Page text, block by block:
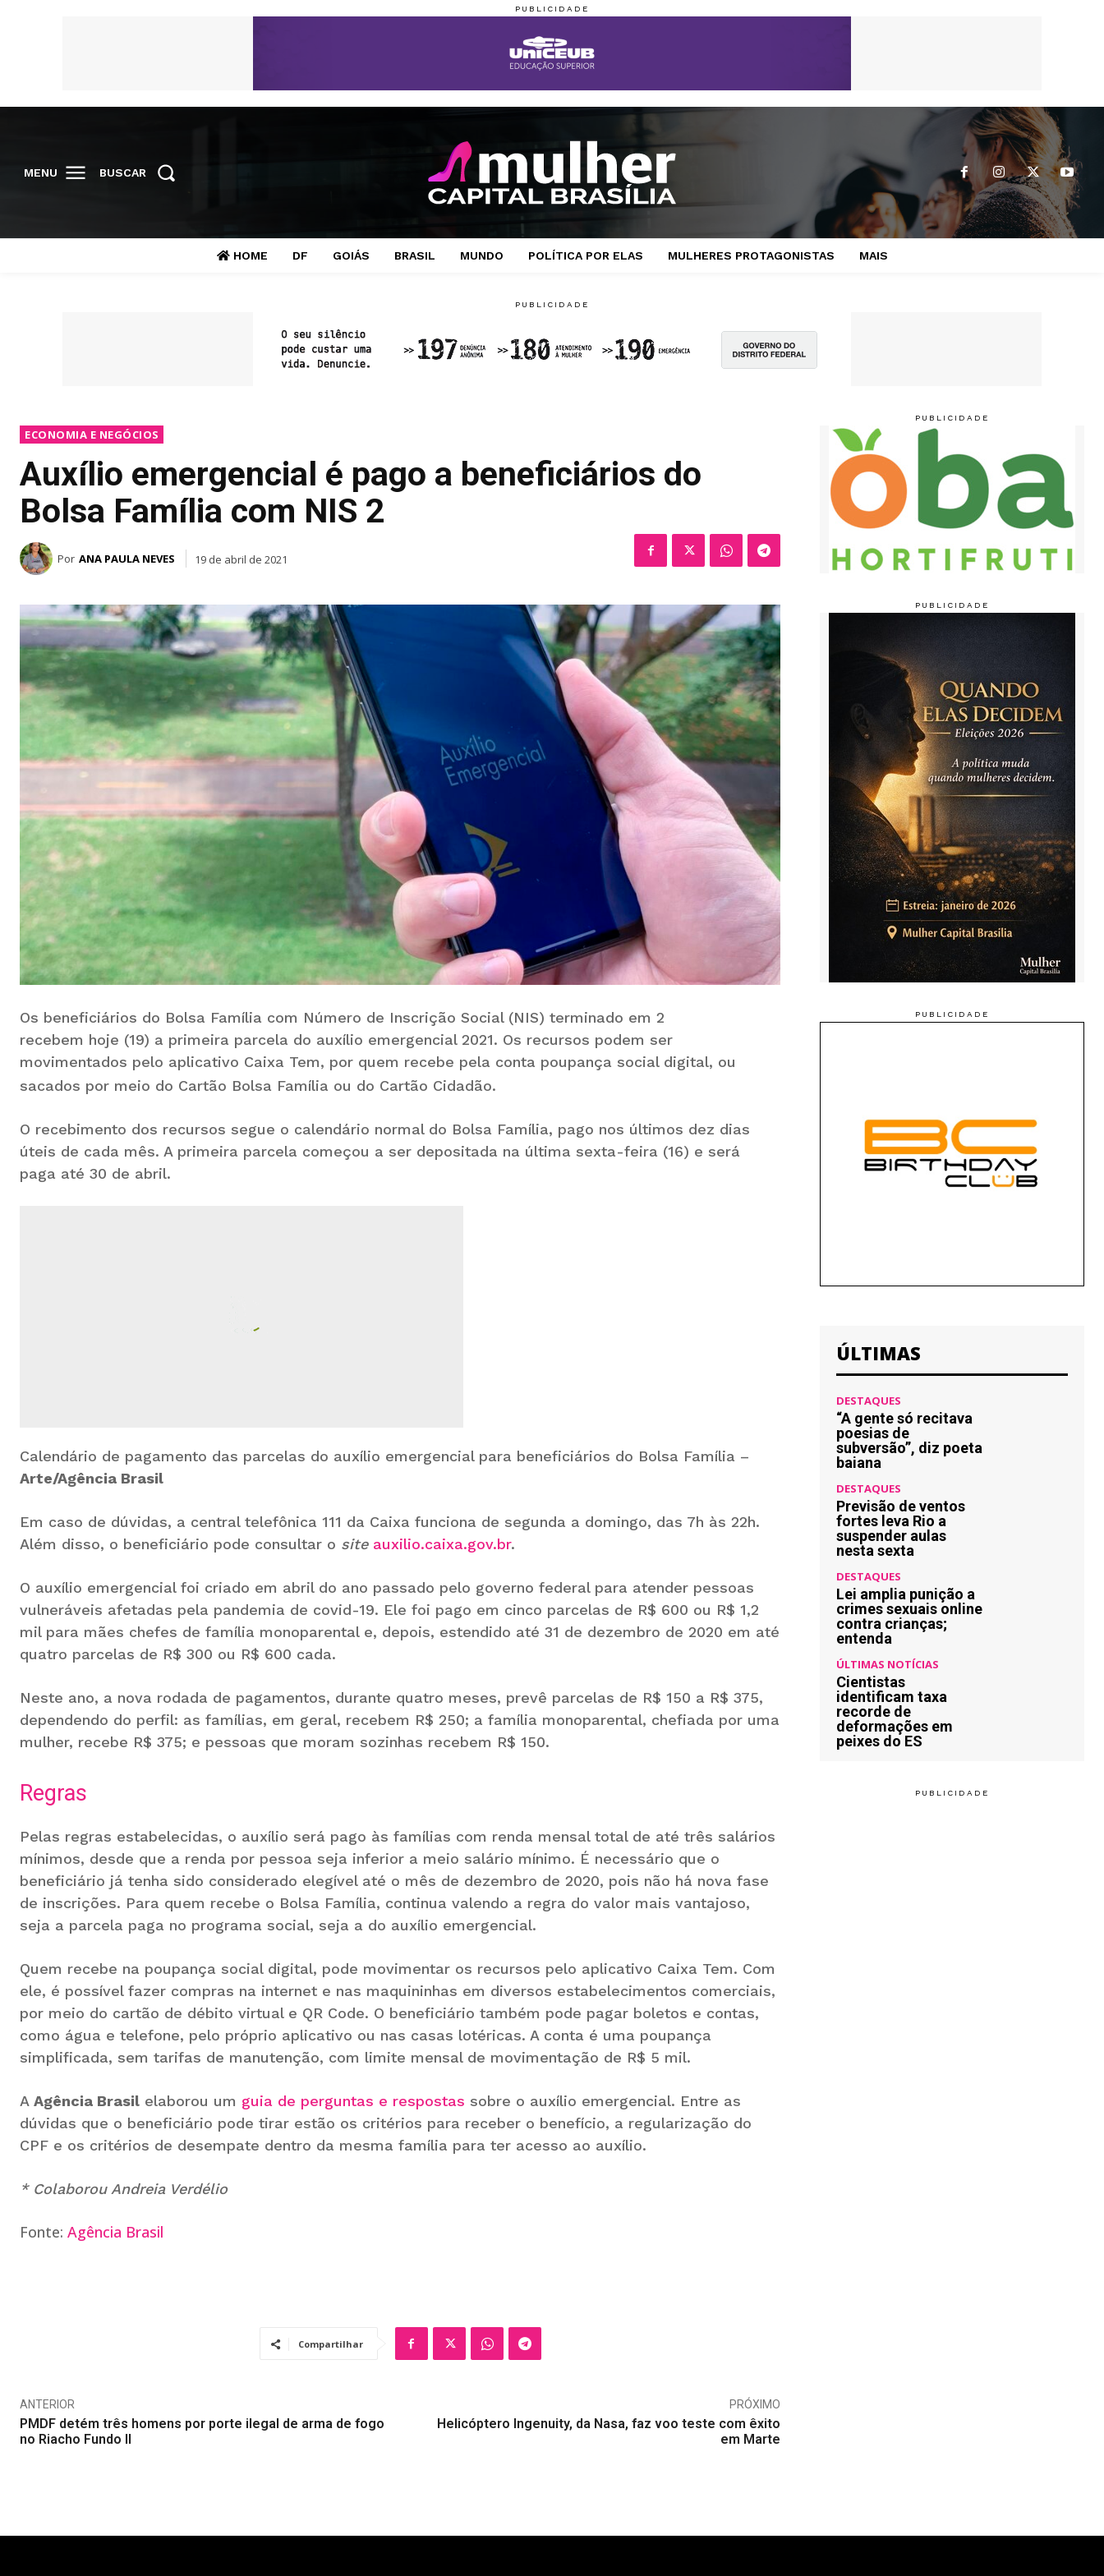
MENU BUSCAR
HOME DF GOIÁS BRASIL MUNDO POLÍTICA POR ELAS MULHERES PROTAGONISTAS MAIS
ECONOMIA E NEGÓCIOS
Auxílio emergencial é pago a beneficiários do
Bolsa Família com NIS 2
Por ANA PAULA NEVES 19 de abril de 2021
Os beneficiários do Bolsa Família com Número de Inscrição Social (NIS) terminado em 2
recebem hoje (19) a primeira parcela do auxílio emergencial 2021. Os recursos podem ser
movimentados pelo aplicativo Caixa Tem, por quem recebe pela conta poupança social digital, ou
sacados por meio do Cartão Bolsa Família ou do Cartão Cidadão.
O recebimento dos recursos segue o calendário normal do Bolsa Família, pago nos últimos dez dias
úteis de cada mês. A primeira parcela começou a ser depositada na última sexta-feira (16) e será
paga até 30 de abril.
Calendário de pagamento das parcelas do auxílio emergencial para beneficiários do Bolsa Família –
Arte/Agência Brasil
Em caso de dúvidas, a central telefônica 111 da Caixa funciona de segunda a domingo, das 7h às 22h.
Além disso, o beneficiário pode consultar o site auxilio.caixa.gov.br.
O auxílio emergencial foi criado em abril do ano passado pelo governo federal para atender pessoas
vulneráveis afetadas pela pandemia de covid-19. Ele foi pago em cinco parcelas de R$ 600 ou R$ 1,2
mil para mães chefes de família monoparental e, depois, estendido até 31 de dezembro de 2020 em até
quatro parcelas de R$ 300 ou R$ 600 cada.
Neste ano, a nova rodada de pagamentos, durante quatro meses, prevê parcelas de R$ 150 a R$ 375,
dependendo do perfil: as famílias, em geral, recebem R$ 250; a família monoparental, chefiada por uma
mulher, recebe R$ 375; e pessoas que moram sozinhas recebem R$ 150.
Regras
Pelas regras estabelecidas, o auxílio será pago às famílias com renda mensal total de até três salários
mínimos, desde que a renda por pessoa seja inferior a meio salário mínimo. É necessário que o
beneficiário já tenha sido considerado elegível até o mês de dezembro de 2020, pois não há nova fase
de inscrições. Para quem recebe o Bolsa Família, continua valendo a regra do valor mais vantajoso,
seja a parcela paga no programa social, seja a do auxílio emergencial.
Quem recebe na poupança social digital, pode movimentar os recursos pelo aplicativo Caixa Tem. Com
ele, é possível fazer compras na internet e nas maquininhas em diversos estabelecimentos comerciais,
por meio do cartão de débito virtual e QR Code. O beneficiário também pode pagar boletos e contas,
como água e telefone, pelo próprio aplicativo ou nas casas lotéricas. A conta é uma poupança
simplificada, sem tarifas de manutenção, com limite mensal de movimentação de R$ 5 mil.
A Agência Brasil elaborou um guia de perguntas e respostas sobre o auxílio emergencial. Entre as
dúvidas que o beneficiário pode tirar estão os critérios para receber o benefício, a regularização do
CPF e os critérios de desempate dentro da mesma família para ter acesso ao auxílio.
* Colaborou Andreia Verdélio
Fonte: Agência Brasil
Compartilhar
ANTERIOR
PMDF detém três homens por porte ilegal de arma de fogo
no Riacho Fundo II
PRÓXIMO
Helicóptero Ingenuity, da Nasa, faz voo teste com êxito
em Marte
ÚLTIMAS
DESTAQUES
“A gente só recitava
poesias de
subversão”, diz poeta
baiana
DESTAQUES
Previsão de ventos
fortes leva Rio a
suspender aulas
nesta sexta
DESTAQUES
Lei amplia punição a
crimes sexuais online
contra crianças;
entenda
ÚLTIMAS NOTÍCIAS
Cientistas
identificam taxa
recorde de
deformações em
peixes do ES